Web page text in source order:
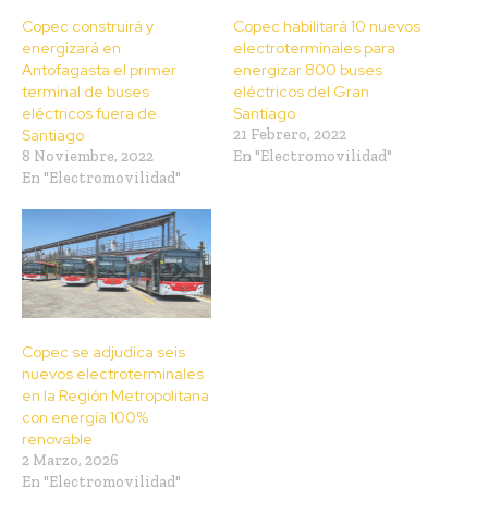
Copec construirá y
energizará en
Antofagasta el primer
terminal de buses
eléctricos fuera de
Santiago
8 Noviembre, 2022
En "Electromovilidad"
Copec habilitará 10 nuevos
electroterminales para
energizar 800 buses
eléctricos del Gran
Santiago
21 Febrero, 2022
En "Electromovilidad"
Copec se adjudica seis
nuevos electroterminales
en la Región Metropolitana
con energía 100%
renovable
2 Marzo, 2026
En "Electromovilidad"